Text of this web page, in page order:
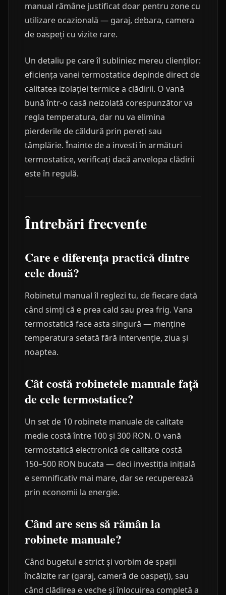
manual rămâne justificat doar pentru zone cu
utilizare ocazională — garaj, debara, camera
de oaspeți cu vizite rare.
Un detaliu pe care îl subliniez mereu clienților:
eficiența vanei termostatice depinde direct de
calitatea izolației termice a clădirii. O vană
bună într-o casă neizolată corespunzător va
regla temperatura, dar nu va elimina
pierderile de căldură prin pereți sau
tâmplărie. Înainte de a investi în armături
termostatice, verificați dacă anvelopa clădirii
este în regulă.
Întrebări frecvente
Care e diferența practică dintre
cele două?
Robinetul manual îl reglezi tu, de fiecare dată
când simți că e prea cald sau prea frig. Vana
termostatică face asta singură — menține
temperatura setată fără intervenție, ziua și
noaptea.
Cât costă robinetele manuale față
de cele termostatice?
Un set de 10 robinete manuale de calitate
medie costă între 100 și 300 RON. O vană
termostatică electronică de calitate costă
150–500 RON bucata — deci investiția inițială
e semnificativ mai mare, dar se recuperează
prin economii la energie.
Când are sens să rămân la
robinete manuale?
Când bugetul e strict și vorbim de spații
încălzite rar (garaj, cameră de oaspeți), sau
când clădirea e veche și înlocuirea completă a